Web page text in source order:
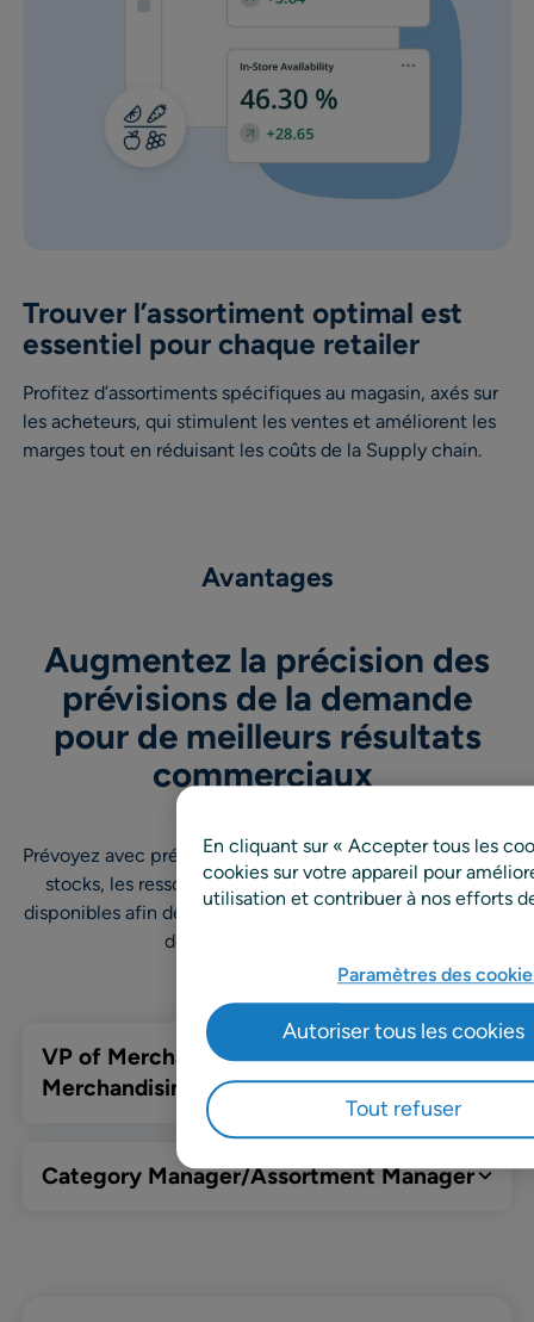
Trouver l’assortiment optimal est
essentiel pour chaque retailer
Profitez d’assortiments spécifiques au magasin, axés sur
les acheteurs, qui stimulent les ventes et améliorent les
marges tout en réduisant les coûts de la Supply chain.
Avantages
Augmentez la précision des
prévisions de la demande
pour de meilleurs résultats
commerciaux
Prévoyez avec précision la demande pour garantir que les
stocks, les ressources et la capacité appropriés sont
disponibles afin de maximiser les ventes et la satisfaction
des clients à faible coût.
VP of Merchandising/Chief
Merchandising Officer
Category Manager/Assortment Manager
En cliquant sur « Accepter tous les
cookies sur votre appareil pour
utilisation et contribuer à nos efforts
Paramètres des
Tout refuser
Autoriser tous les cookies